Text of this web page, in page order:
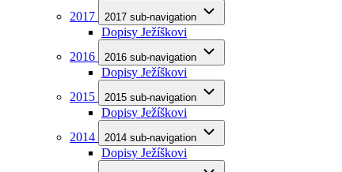
2017
2017 sub-navigation
Dopisy Ježíškovi
2016
2016 sub-navigation
Dopisy Ježíškovi
2015
2015 sub-navigation
Dopisy Ježíškovi
2014
2014 sub-navigation
Dopisy Ježíškovi